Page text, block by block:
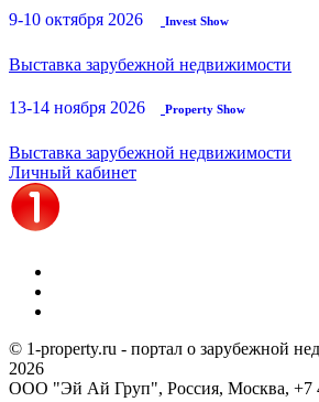
9-10 октября 2026 Invest Show
Выставка зарубежной недвижимости
13-14 ноября 2026 Property Show
Выставка зарубежной недвижимости
Личный кабинет
© 1-property.ru - портал о зарубежной
2026
ООО "Эй Ай Груп", Россия, Москва, +7